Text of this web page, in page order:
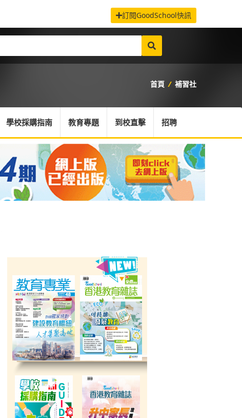
訂閱GoodSchool快訊
首頁 / 補習社
學校採購指南 教育專題 到校直擊 招聘